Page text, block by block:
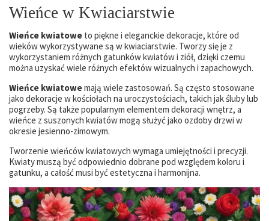
Wieńce w Kwiaciarstwie
Wieńce kwiatowe to piękne i eleganckie dekoracje, które od
wieków wykorzystywane są w kwiaciarstwie. Tworzy się je z
wykorzystaniem różnych gatunków kwiatów i ziół, dzięki czemu
można uzyskać wiele różnych efektów wizualnych i zapachowych.
Wieńce kwiatowemają wiele zastosowań. Są często stosowane
jako dekoracje w kościołach na uroczystościach, takich jak śluby lub
pogrzeby. Są także popularnym elementem dekoracji wnętrz, a
wieńce z suszonych kwiatów mogą służyć jako ozdoby drzwi w
okresie jesienno-zimowym.
Tworzenie wieńców kwiatowych wymaga umiejętności i precyzji.
Kwiaty muszą być odpowiednio dobrane pod względem koloru i
gatunku, a całość musi być estetyczna i harmonijna.